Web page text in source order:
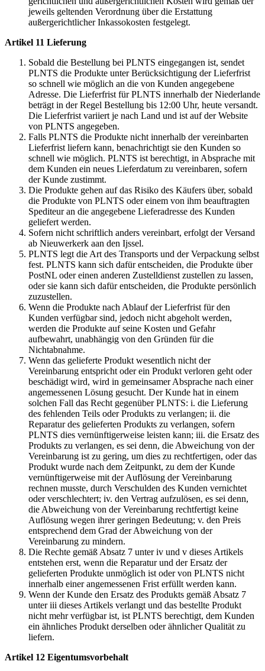
jeweils geltenden Verordnung über die Erstattung
außergerichtlicher Inkassokosten festgelegt.
Artikel 11 Lieferung
Sobald die Bestellung bei PLNTS eingegangen ist, sendet
PLNTS die Produkte unter Berücksichtigung der Lieferfrist
so schnell wie möglich an die von Kunden angegebene
Adresse. Die Lieferfrist für PLNTS innerhalb der Niederlande
beträgt in der Regel Bestellung bis 12:00 Uhr, heute versandt.
Die Lieferfrist variiert je nach Land und ist auf der Website
von PLNTS angegeben.
Falls PLNTS die Produkte nicht innerhalb der vereinbarten
Lieferfrist liefern kann, benachrichtigt sie den Kunden so
schnell wie möglich. PLNTS ist berechtigt, in Absprache mit
dem Kunden ein neues Lieferdatum zu vereinbaren, sofern
der Kunde zustimmt.
Die Produkte gehen auf das Risiko des Käufers über, sobald
die Produkte von PLNTS oder einem von ihm beauftragten
Spediteur an die angegebene Lieferadresse des Kunden
geliefert werden.
Sofern nicht schriftlich anders vereinbart, erfolgt der Versand
ab Nieuwerkerk aan den Ijssel.
PLNTS legt die Art des Transports und der Verpackung selbst
fest. PLNTS kann sich dafür entscheiden, die Produkte über
PostNL oder einen anderen Zustelldienst zustellen zu lassen,
oder sie kann sich dafür entscheiden, die Produkte persönlich
zuzustellen.
Wenn die Produkte nach Ablauf der Lieferfrist für den
Kunden verfügbar sind, jedoch nicht abgeholt werden,
werden die Produkte auf seine Kosten und Gefahr
aufbewahrt, unabhängig von den Gründen für die
Nichtabnahme.
Wenn das gelieferte Produkt wesentlich nicht der
Vereinbarung entspricht oder ein Produkt verloren geht oder
beschädigt wird, wird in gemeinsamer Absprache nach einer
angemessenen Lösung gesucht. Der Kunde hat in einem
solchen Fall das Recht gegenüber PLNTS: i. die Lieferung
des fehlenden Teils oder Produkts zu verlangen; ii. die
Reparatur des gelieferten Produkts zu verlangen, sofern
PLNTS dies vernünftigerweise leisten kann; iii. die Ersatz des
Produkts zu verlangen, es sei denn, die Abweichung von der
Vereinbarung ist zu gering, um dies zu rechtfertigen, oder das
Produkt wurde nach dem Zeitpunkt, zu dem der Kunde
vernünftigerweise mit der Auflösung der Vereinbarung
rechnen musste, durch Verschulden des Kunden vernichtet
oder verschlechtert; iv. den Vertrag aufzulösen, es sei denn,
die Abweichung von der Vereinbarung rechtfertigt keine
Auflösung wegen ihrer geringen Bedeutung; v. den Preis
entsprechend dem Grad der Abweichung von der
Vereinbarung zu mindern.
Die Rechte gemäß Absatz 7 unter iv und v dieses Artikels
entstehen erst, wenn die Reparatur und der Ersatz der
gelieferten Produkte unmöglich ist oder von PLNTS nicht
innerhalb einer angemessenen Frist erfüllt werden kann.
Wenn der Kunde den Ersatz des Produkts gemäß Absatz 7
unter iii dieses Artikels verlangt und das bestellte Produkt
nicht mehr verfügbar ist, ist PLNTS berechtigt, dem Kunden
ein ähnliches Produkt derselben oder ähnlicher Qualität zu
liefern.
Artikel 12 Eigentumsvorbehalt